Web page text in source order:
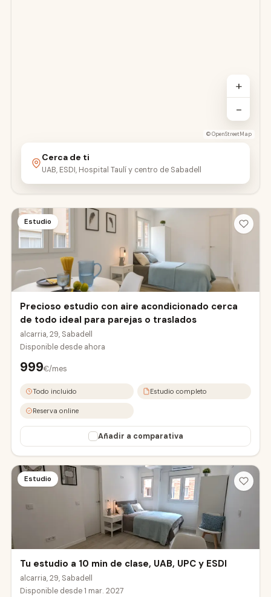
Estudio
Precioso estudio con aire acondicionado cerca
de todo ideal para parejas o traslados
alcarria, 29, Sabadell
Disponible desde ahora
999€/mes
Todo incluido Estudio completo
Reserva online
Añadir a comparativa
Estudio
Tu estudio a 10 min de clase, UAB, UPC y ESDI
alcarria, 29, Sabadell
Disponible desde1 mar. 2027
OVIEDO2-A
OVIEDO2-B
+
−
©OpenStreetMap
Cerca de ti
UAB, ESDI, Hospital Taulí y centro de Sabadell